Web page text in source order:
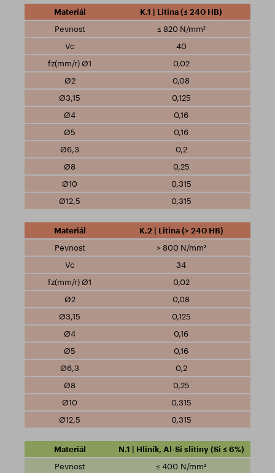
K.1 | Litina (≤ 240 HB)
≤ 820 N/mm²
40
0,02
0,08
0,125
0,16
0,16
0,2
0,25
0,315
0,315
K.2 | Litina (> 240 HB)
> 800 N/mm²
34
0,02
0,08
0,125
0,16
0,16
0,2
0,25
0,315
0,315
N.1 | Hliník, Al-Si slitiny (Si ≤ 6%)
≤ 400 N/mm²